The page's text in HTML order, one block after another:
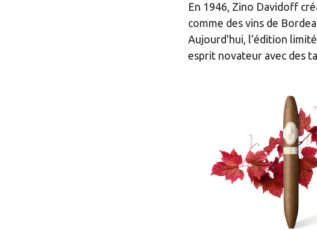
En 1946, Zino Davidoff
comme des vins de
Aujourd'hui, l’édition
esprit novateur avec des